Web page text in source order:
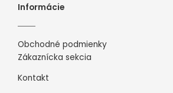
Informácie
Obchodné podmienky
Zákaznícka sekcia
Kontakt